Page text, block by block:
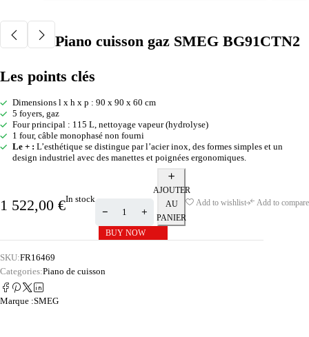
Piano cuisson gaz SMEG BG91CTN2
Les points clés
Dimensions l x h x p : 90 x 90 x 60 cm
5 foyers, gaz
Four principal : 115 L, nettoyage vapeur (hydrolyse)
1 four, câble monophasé non fourni
Le + : L’esthétique se distingue par l’acier inox, des formes simples et un
design industriel avec des manettes et poignées ergonomiques.
1 522,00 €In stock
AJOUTER
AU
PANIER
BUY NOW
Add to wishlist Add to compare
SKU:FR16469
Categories:Piano de cuisson
Marque :SMEG